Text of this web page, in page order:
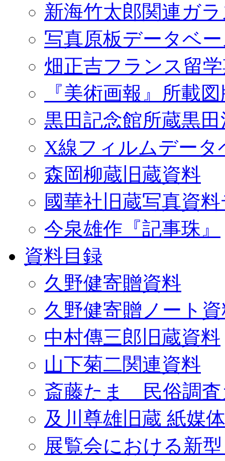
新海竹太郎関連ガ
写真原板データベ
畑正吉フランス留
『美術画報』所載
黒田記念館所蔵黒
X線フィルムデータ
森岡柳蔵旧蔵資料
國華社旧蔵写真資
今泉雄作『記事珠』
資料目録
久野健寄贈資料
久野健寄贈ノート
中村傳三郎旧蔵資料
山下菊二関連資料
斎藤たま 民俗調査
及川尊雄旧蔵 紙媒
展覧会における新